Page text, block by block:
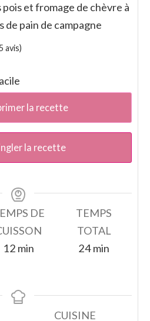
et fromage de chèvre à
pain de campagne
avis)
la recette
la recette
DE
12minutes
min
TEMPS
TOTAL
24minutes
min
CUISINE